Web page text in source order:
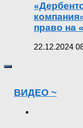
право на
22.12.2024
ВИДЕО ~